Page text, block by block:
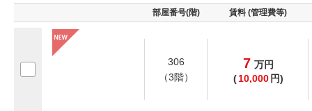
部屋番号(階) 賃料 (管理費等)
306
（3階）
7 万円
( 10,000 円)